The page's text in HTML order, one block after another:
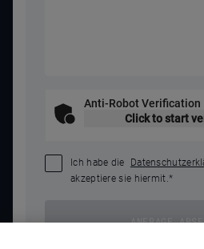
Anti-Robot Verification
Click to start
Ich habe die
akzeptiere sie hiermit.*
ANFRAGE